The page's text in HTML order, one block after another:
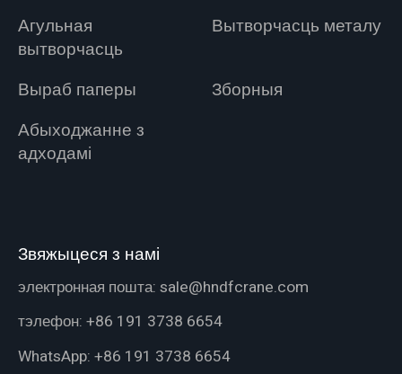
Агульная
вытворчасць
Вытворчасць металу
Выраб паперы
Зборныя
Абыходжанне з
адходамі
Звяжыцеся з намі
электронная пошта: sale@hndfcrane.com
тэлефон: +86 191 3738 6654
WhatsApp: +86 191 3738 6654